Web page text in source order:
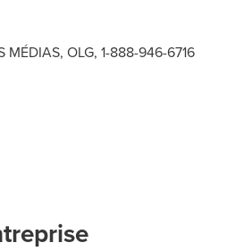
MÉDIAS, OLG, 1-888-946-6716